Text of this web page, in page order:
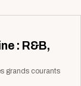
: R&B,
grands courants